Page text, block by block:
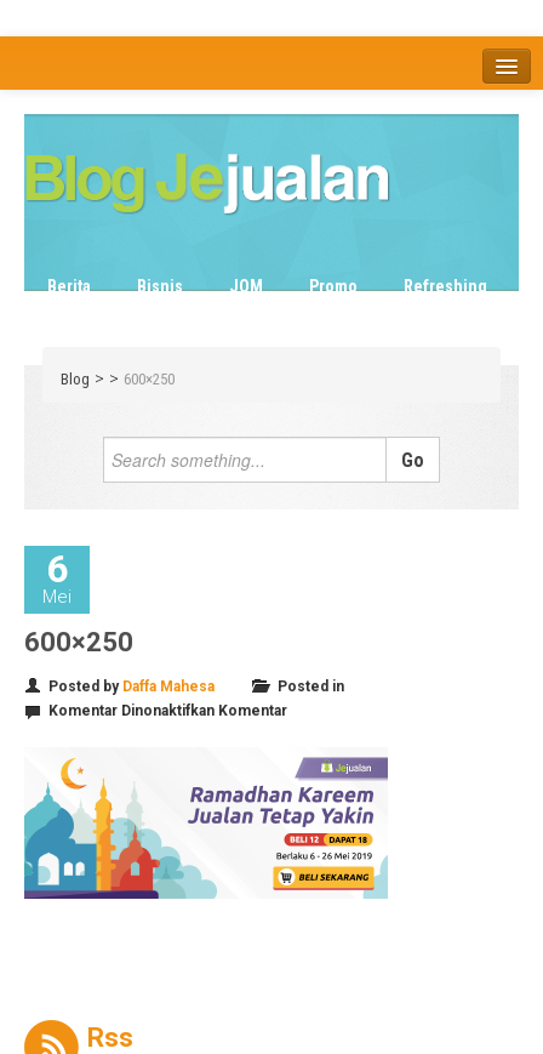
Tentang
Berita Bisnis JOM Promo
Refreshing
Blog > > 600×250
6
Mei
600×250
Posted by Daffa Mahesa
Posted in
Komentar Dinonaktifkanpada
Komentar
Rss